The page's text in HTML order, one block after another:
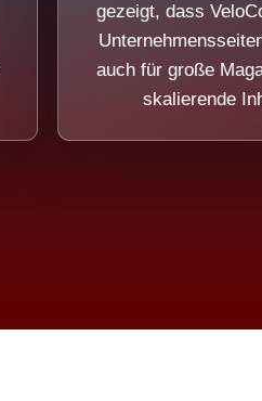
gezeigt, dass
auch für große
skalierende